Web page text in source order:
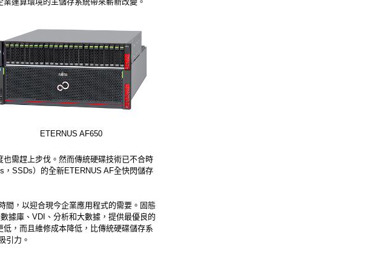
ETERNUS AF650
需趕上步伐。然而傳統硬碟技術已不合時
SSDs）的全新ETERNUS AF全快閃儲存
間，以迎合現今企業應用程式的需要。固態
據庫、VDI、分析和大數據，提供最優良的
，而且維修成本降低，比傳統硬碟儲存系
引力。